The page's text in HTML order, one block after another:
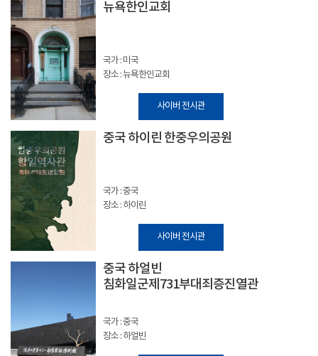
뉴욕한인교회
국가 : 미국
장소 : 뉴욕한인교회
사이버 전시관
중국 하이린 한중우의공원
국가 : 중국
장소 : 하이린
사이버 전시관
중국 하얼빈
침화일군제731부대죄증진열관
국가 : 중국
장소 : 하얼빈